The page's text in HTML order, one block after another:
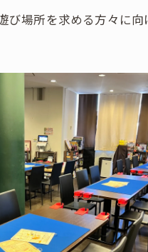
び場所を求める方々に